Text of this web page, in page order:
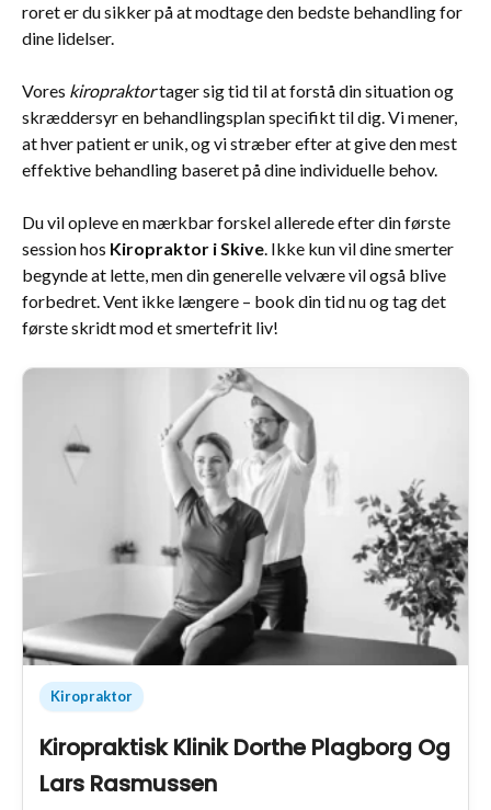
roret er du sikker på at modtage den bedste behandling for
dine lidelser.
Vores kiropraktortager sig tid til at forstå din situation og
skræddersyr en behandlingsplan specifikt til dig. Vi mener,
at hver patient er unik, og vi stræber efter at give den mest
effektive behandling baseret på dine individuelle behov.
Du vil opleve en mærkbar forskel allerede efter din første
session hos Kiropraktor i Skive. Ikke kun vil dine smerter
begynde at lette, men din generelle velvære vil også blive
forbedret. Vent ikke længere – book din tid nu og tag det
første skridt mod et smertefrit liv!
Kiropraktor
Kiropraktisk Klinik Dorthe Plagborg Og
Lars Rasmussen